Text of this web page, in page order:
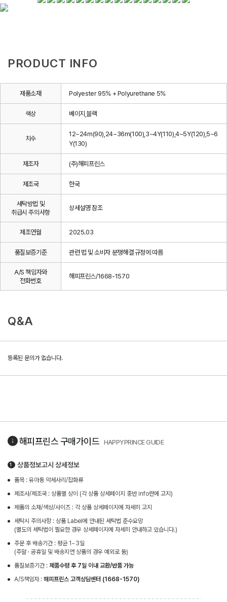
PRODUCT INFO
제품소재 Polyester 95% + Polyurethane 5%
색상 베이지,블랙
치수
12~24m(90),24~36m(100),3~4Y(110),4~5Y(120),5~6
Y(130)
제조자 (주)해피프린스
제조국 한국
세탁방법 및
취급시 주의사항
상세설명 참조
제조연월 2025.03
품질보증기준 관련 법 및 소비자 분쟁해결 규정에 따름
A/S 책임자와
전화번호
해피프린스/1668-1570
Q&A
등록된 문의가 없습니다.
해피프린스구매가이드 HAPPYPRINCE GUIDE
상품정보고시 상세정보
품목 : 유아동 악세사리/잡화류
제조사/제조국 : 상품별 상이 (각 상품 상세페이지 중반 info란에 고지)
제품의 소재/색상/사이즈 : 각 상품 상세페이지에 자세히 고지
세탁시 주의사항 : 상품 Label에 안내된 세탁법 준수요망
(별도의 세탁법이 필요한 경우 상세페이지에 자세히 안내하고 있습니다.)
주문 후 배송기간 : 평균 1~3일
(주말 · 공휴일 및 배송지연 상품의 경우 예외로 둠)
품질보증기간 : 제품수령 후 7일 이내 교환/반품 가능
A/S책임자 : 해피프린스 고객상담센터 (1668-1570)